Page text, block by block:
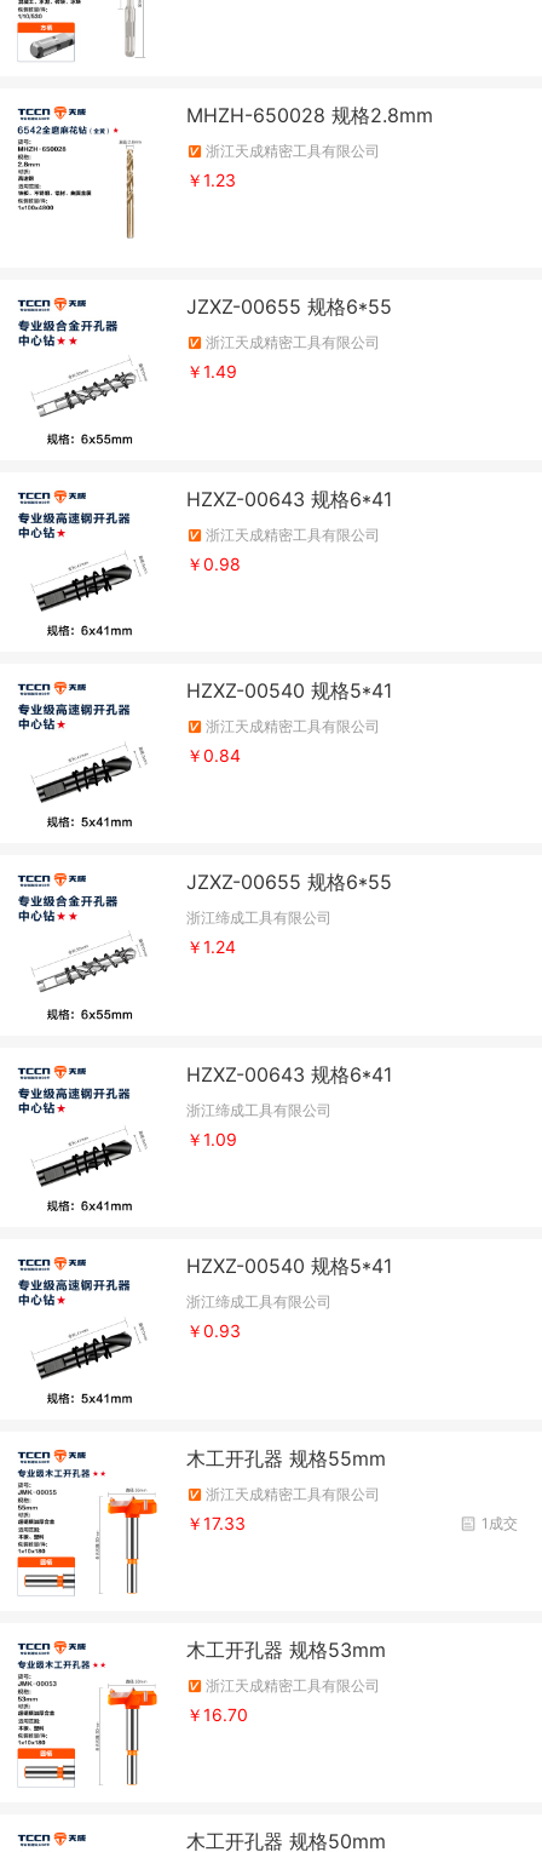
MHZH-650028 规格2.8mm
浙江天成精密工具有限公司
￥1.23
JZXZ-00655 规格6*55
浙江天成精密工具有限公司
￥1.49
HZXZ-00643 规格6*41
浙江天成精密工具有限公司
￥0.98
HZXZ-00540 规格5*41
浙江天成精密工具有限公司
￥0.84
JZXZ-00655 规格6*55
浙江缔成工具有限公司
￥1.24
HZXZ-00643 规格6*41
浙江缔成工具有限公司
￥1.09
HZXZ-00540 规格5*41
浙江缔成工具有限公司
￥0.93
木工开孔器 规格55mm
浙江天成精密工具有限公司
1成交
￥17.33
木工开孔器 规格53mm
浙江天成精密工具有限公司
￥16.70
木工开孔器 规格50mm